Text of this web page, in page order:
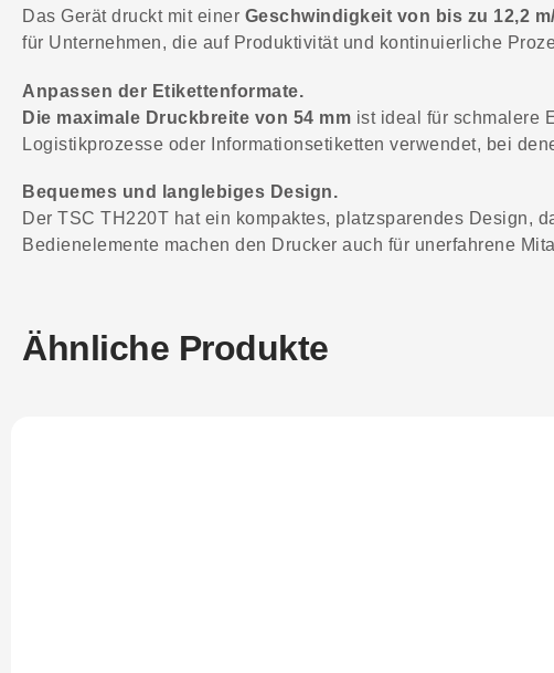
Das Gerät druckt mit einer Geschwindigkeit von bis zu 12,2
für Unternehmen, die auf Produktivität und kontinuierliche
Anpassen der Etikettenformate.
Die maximale Druckbreite von 54 mm ist ideal für schmalere
Logistikprozesse oder Informationsetiketten verwendet, bei
Bequemes und langlebiges Design.
Der TSC TH220T hat ein kompaktes, platzsparendes Design,
Bedienelemente machen den Drucker auch für unerfahrene
Ähnliche Produkte